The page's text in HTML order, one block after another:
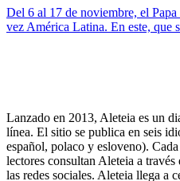
Del 6 al 17 de noviembre, el
vez América Latina. En este, que
Lanzado en 2013, Aleteia es un
línea. El sitio se publica en seis
español, polaco y esloveno).
lectores consultan Aleteia a
las redes sociales. Aleteia llega a